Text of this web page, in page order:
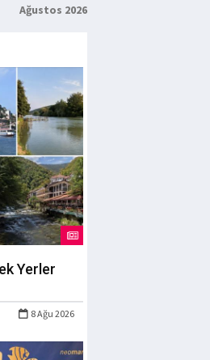
Ağustos 2026
Yerler
8 Ağu 2026